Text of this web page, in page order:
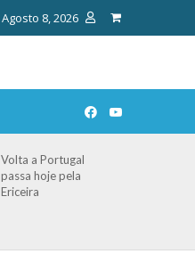
Agosto 8, 2026
Volta a Portugal
passa hoje pela
Ericeira